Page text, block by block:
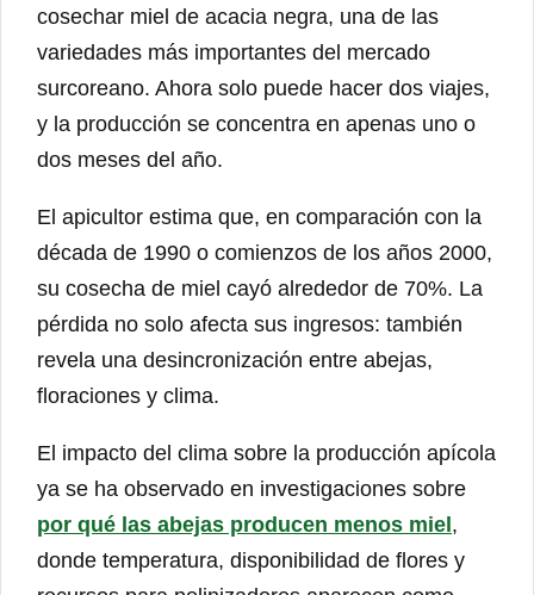
cosechar miel de acacia negra, una de las
variedades más importantes del mercado
surcoreano. Ahora solo puede hacer dos viajes,
y la producción se concentra en apenas uno o
dos meses del año.
El apicultor estima que, en comparación con la
década de 1990 o comienzos de los años 2000,
su cosecha de miel cayó alrededor de 70%. La
pérdida no solo afecta sus ingresos: también
revela una desincronización entre abejas,
floraciones y clima.
El impacto del clima sobre la producción apícola
ya se ha observado en investigaciones sobre
por qué las abejas producen menos miel,
donde temperatura, disponibilidad de flores y